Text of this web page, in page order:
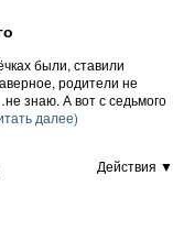
были, ставили
родители не
знаю. А вот с седьмого
далее)
Действия ▼